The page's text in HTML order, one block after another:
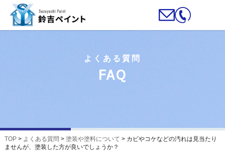
よくある質問
FAQ
TOP> よくある質問 > 塗装や塗料について > カビやコケなどの汚れは見当たり
ませんが、塗装した方が良いでしょうか？